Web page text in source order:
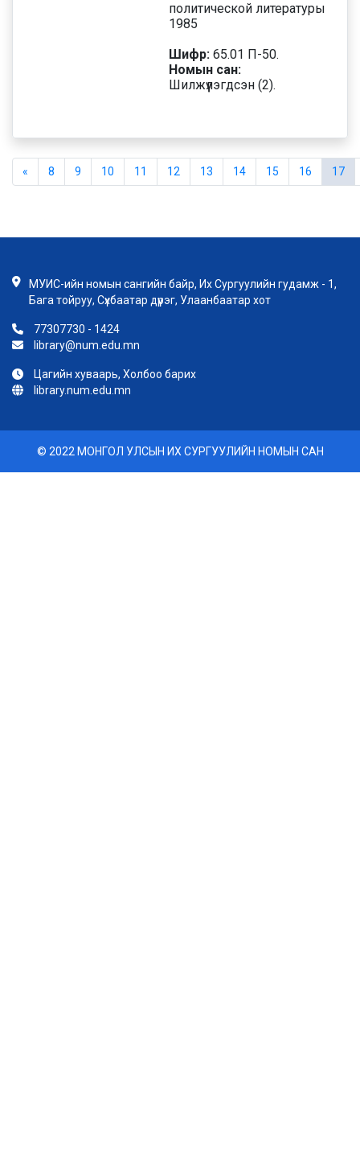
политической литературы
1985
Шифр: 65.01 П-50.
Номын сан:
Шилжүүлэгдсэн (2).
« 8 9 10 11 12 13 14 15 16 17
МУИС-ийн номын сангийн байр, Их Сургуулийн гудамж - 1,
Бага тойруу, Сүхбаатар дүүрэг, Улаанбаатар хот
77307730 - 1424
library@num.edu.mn
Цагийн хуваарь, Холбоо барих
library.num.edu.mn
© 2022 МОНГОЛ УЛСЫН ИХ СУРГУУЛИЙН НОМЫН САН